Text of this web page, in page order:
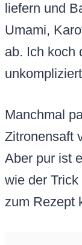
liefern und
Umami,
ab. Ich koch
Manchmal
Zitronensaft
Aber pur ist
wie der
zum Rezept